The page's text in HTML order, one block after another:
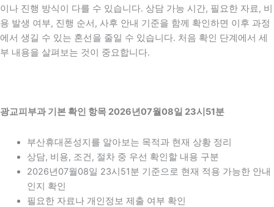
이나 진행 방식이 다를 수 있습니다. 상담 가능 시간, 필요한 자료, 비
용 발생 여부, 진행 순서, 사후 안내 기준을 함께 확인하면 이후 과정
에서 생길 수 있는 혼선을 줄일 수 있습니다. 처음 확인 단계에서 세
부 내용을 살펴보는 것이 중요합니다.
광교피부과 기본 확인 항목 2026년07월08일 23시51분
부산휴대폰성지를 알아보는 목적과 현재 상황 정리
상담, 비용, 조건, 절차 중 우선 확인할 내용 구분
2026년07월08일 23시51분 기준으로 현재 적용 가능한 안내
인지 확인
필요한 자료나 개인정보 제출 여부 확인